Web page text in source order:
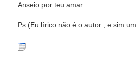
Anseio por teu amar.
Ps (Eu lírico não é o autor , e sim